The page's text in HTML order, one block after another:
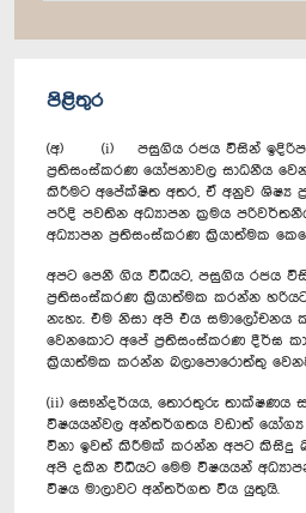
පිළිතුර
(අ) (i) පසුගිය රජය විසින් ඉදිරිපත්
ප්‍රතිසංස්කරණ යෝජනාවල සාධනීය
කිරීමට අපේක්ෂිත අතර, ඒ අනුව ශිෂ්‍ය
පරිදි පවතින අධ්‍යාපන ක්‍රමය
අධ්‍යාපන ප්‍රතිසංස්කරණ ක්‍රියාත්මක
අපට පෙනී ගිය විධියට, පසුගිය රජය
ප්‍රතිසංස්කරණ ක්‍රියාත්මක කරන්න
නැහැ. එම නිසා අපි එය සමාලෝචනය
වෙනකොට අපේ ප්‍රතිසංස්කරණ දීර්ඝ
ක්‍රියාත්මක කරන්න බලාපොරොත්තු
(ii) සෞන්දර්යය, තොරතුරු තාක්ෂණය
විෂයයන්වල අන්තර්ගතය වඩාත්
විනා ඉවත් කිරීමක් කරන්න අපට කිසිදු
අපි දකින විධියට මෙම විෂයයන්
විෂය මාලාවට අන්තර්ගත විය යුතුයි.